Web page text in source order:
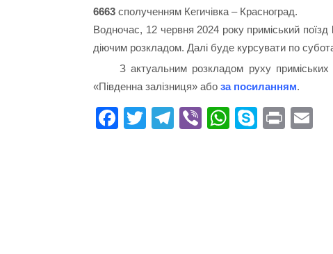
6663 сполученням Кегичівка – Красноград.
Водночас, 12 червня 2024 року приміський поїзд
діючим розкладом. Далі буде курсувати по
З актуальним розкладом руху приміських
«Південна залізниця» або за посиланням.
Fa T
Te Vi
W
S
Pr